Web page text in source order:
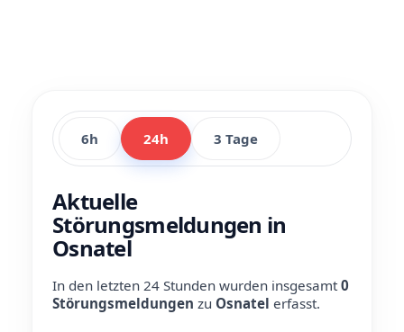
6h 24h 3 Tage
Aktuelle
Störungsmeldungen in
Osnatel
In den letzten 24 Stunden wurden insgesamt0
Störungsmeldungen zu Osnatel erfasst.